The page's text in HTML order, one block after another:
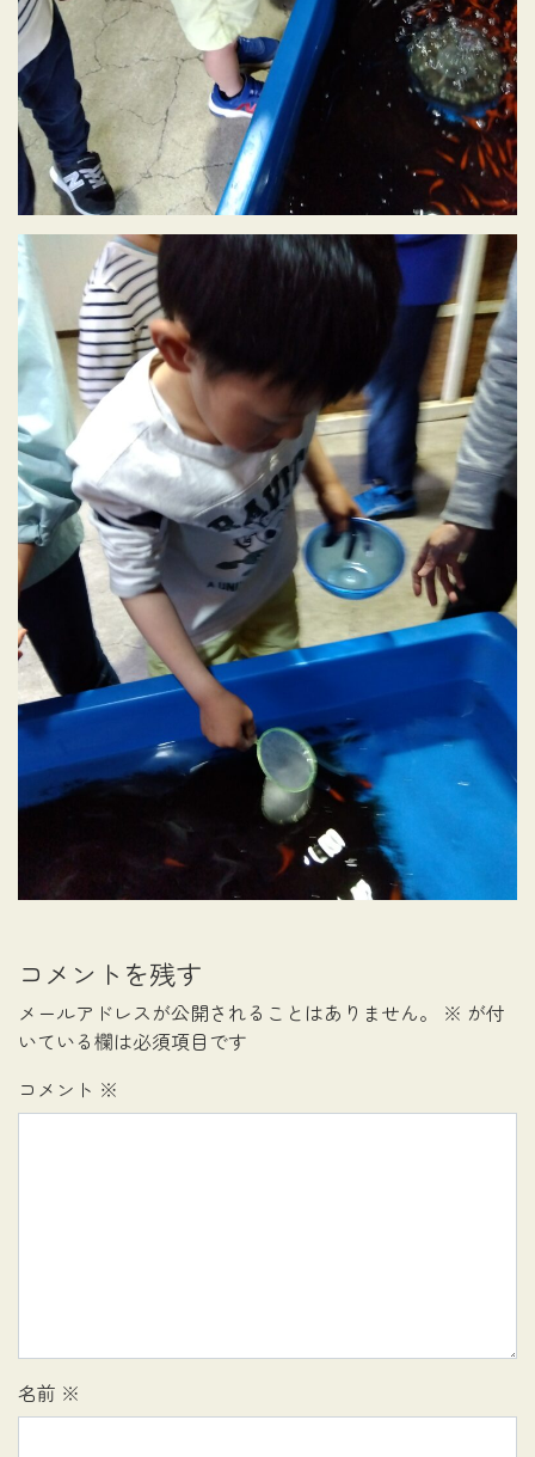
コメントを残す
メールアドレスが公開されることはありません。 ※ が付
いている欄は必須項目です
コメント ※
名前 ※